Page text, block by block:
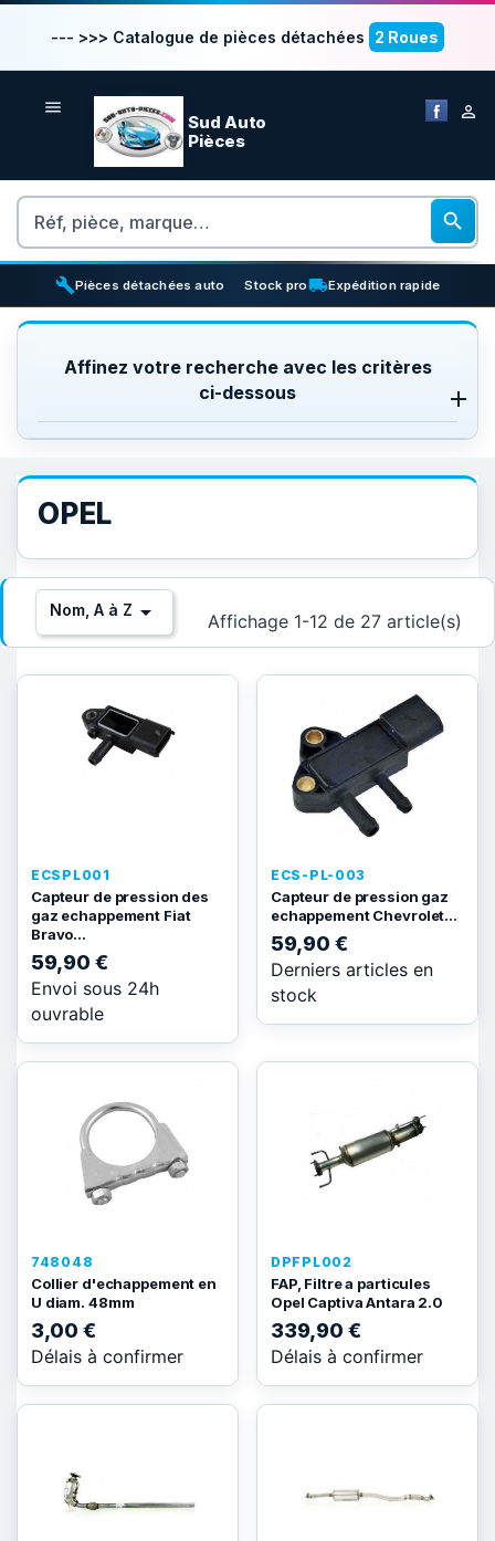
--- >>> Catalogue de pièces détachées 2 Roues
 
Sud Auto
Pièces
Rechercher

buildPièces détachées auto inventory_2
Stock prolocal_shippingExpédition rapide
Affinez votre recherche avec les critères
ci-dessous
OPEL
Nom, A à Z  Affichage 1-12 de 27 article(s)
ECSPL001
Capteur de pression des
gaz echappement Fiat
Bravo...
59,90 €
Envoi sous 24h
ouvrable
ECS-PL-003
Capteur de pression gaz
echappement Chevrolet...
59,90 €
Derniers articles en
stock
748048
Collier d'echappement en
U diam. 48mm
3,00 €
Délais à confirmer
DPFPL002
FAP, Filtre a particules
Opel Captiva Antara 2.0
339,90 €
Délais à confirmer